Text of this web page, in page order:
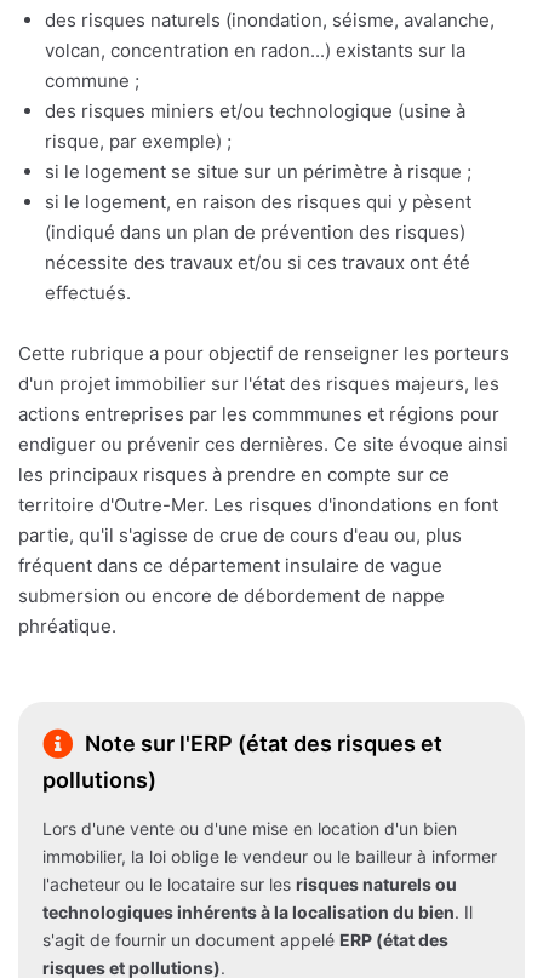
des risques naturels (inondation, séisme, avalanche,
volcan, concentration en radon...) existants sur la
commune ;
des risques miniers et/ou technologique (usine à
risque, par exemple) ;
si le logement se situe sur un périmètre à risque ;
si le logement, en raison des risques qui y pèsent
(indiqué dans un plan de prévention des risques)
nécessite des travaux et/ou si ces travaux ont été
effectués.
Cette rubrique a pour objectif de renseigner les porteurs
d'un projet immobilier sur l'état des risques majeurs, les
actions entreprises par les commmunes et régions pour
endiguer ou prévenir ces dernières. Ce site évoque ainsi
les principaux risques à prendre en compte sur ce
territoire d'Outre-Mer. Les risques d'inondations en font
partie, qu'il s'agisse de crue de cours d'eau ou, plus
fréquent dans ce département insulaire de vague
submersion ou encore de débordement de nappe
phréatique.
Note sur l'ERP (état des risques et
pollutions)
Lors d'une vente ou d'une mise en location d'un bien
immobilier, la loi oblige le vendeur ou le bailleur à informer
l'acheteur ou le locataire sur les risques naturels ou
technologiques inhérents à la localisation du bien. Il
s'agit de fournir un document appelé ERP (état des
risques et pollutions).